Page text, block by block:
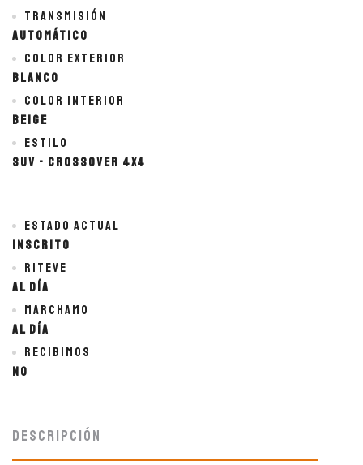
Transmisión
Automático
Color exterior
BLANCO
Color interior
BEIGE
Estilo
SUV - Crossover 4x4
Estado actual
Inscrito
Riteve
Al día
Marchamo
Al día
Recibimos
No
Descripción